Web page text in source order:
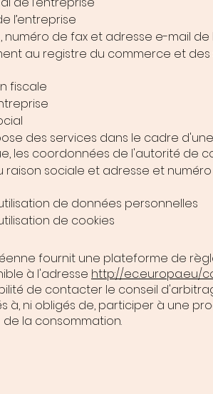
l’entreprise
numéro de fax et adresse e-mail
au registre du commerce et
fiscale
des services dans le cadre
les coordonnées de l'autorité de
raison sociale et adresse et
de données personnelles
de cookies
fournit une plateforme de
à l'adresse http://ec.europa.eu/
de contacter le conseil
à, ni obligés de, participer à une
la consommation.